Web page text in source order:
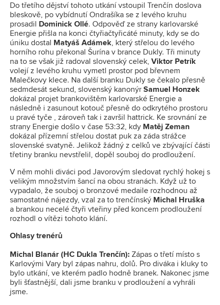
Do třetího dějství tohoto utkání vstoupil Trenčín doslova
bleskově, po vybídnutí Ondrašíka se z levého kruhu
prosadil Dominick Ollé. Odpověď ze strany karlovarské
Energie přišla na konci čtyřiačtyřicáté minuty, kdy se do
úniku dostal Matyáš Adámek, který střelou do levého
horního rohu překonal Šurína v brance Dukly. Tři minuty
na to se však již radoval slovenský celek, Viktor Petrík
volejí z levého kruhu vymetl prostor pod břevnem
Malečkovy klece. Na další branku Dukly se čekalo přesně
sedmdesát sekund, slovenský kanonýr Samuel Honzek
dokázal projet brankovištěm karlovarské Energie a
následně i zasunout kotouč přesně do odkrytého prostoru
u pravé tyče , zároveň tak i završil hattrick. Ke srovnání ze
strany Energie došlo v čase 53:32, kdy Matěj Zeman
dokázal přízemní střelou dostat puk za záda strážce
slovenské svatyně. Jelikož žádný z celků ve zbývající části
třetiny branku nevstřelil, dopěl souboj do prodloužení.
V něm mohli diváci pod Javorovým sledovat rychlý hokej s
velikým množstvím šancí na obou stranách. Když už to
vypadalo, že souboj o bronzové medaile rozhodnou až
samostatné nájezdy, vzal za to trenčínský Michal Hruška
a brankou necelé čtyři vteřiny před koncem prodloužení
rozhodl o vítězi tohoto klání.
Ohlasy trenérů
Michal Blanár (HC Dukla Trenčín): Zápas o třetí místo s
Karlovými Vary byl zápas nahru, dolů. Pro diváka i kluky to
bylo utkání, ve kterém padlo hodně branek. Nakonec jsme
byli šťastnější, dali jsme branku v prodloužení a vyhráli
jsme.